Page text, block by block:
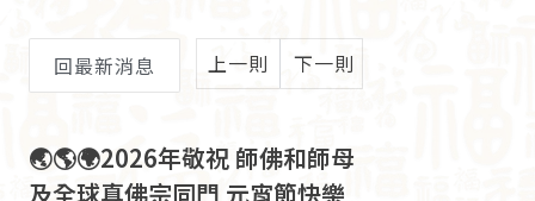
回最新消息 上一則 下一則
🌏🌎🌍2026年敬祝 師佛和師母
及全球真佛宗同門 元宵節快樂